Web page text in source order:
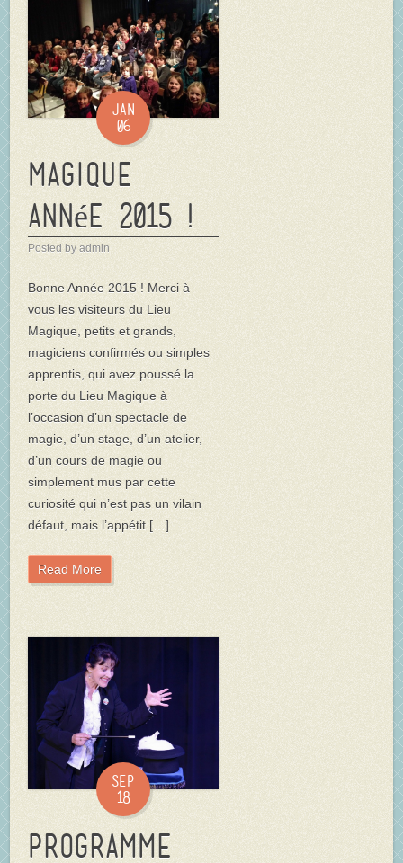
Jan
06
Magique
année 2015 !
Posted by admin
Bonne Année 2015 ! Merci à
vous les visiteurs du Lieu
Magique, petits et grands,
magiciens confirmés ou simples
apprentis, qui avez poussé la
porte du Lieu Magique à
l’occasion d’un spectacle de
magie, d’un stage, d’un atelier,
d’un cours de magie ou
simplement mus par cette
curiosité qui n’est pas un vilain
défaut, mais l’appétit […]
Read More
Sep
18
Programme